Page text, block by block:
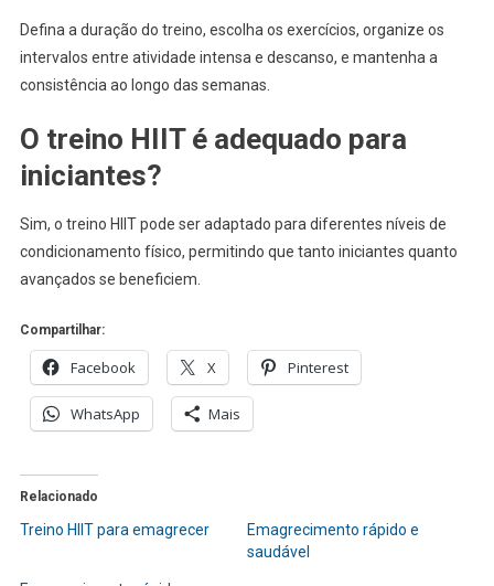
Defina a duração do treino, escolha os exercícios, organize os
intervalos entre atividade intensa e descanso, e mantenha a
consistência ao longo das semanas.
O treino HIIT é adequado para
iniciantes?
Sim, o treino HIIT pode ser adaptado para diferentes níveis de
condicionamento físico, permitindo que tanto iniciantes quanto
avançados se beneficiem.
Compartilhar:
Facebook X Pinterest
WhatsApp Mais
Relacionado
Treino HIIT para emagrecer
Emagrecimento rápido e
saudável